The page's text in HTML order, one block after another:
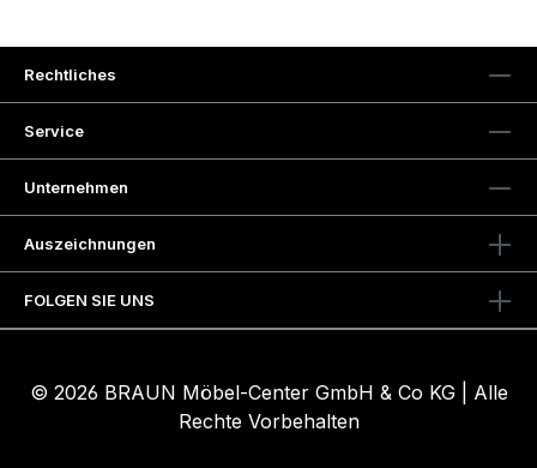
Rechtliches
Service
Unternehmen
Auszeichnungen
FOLGEN SIE UNS
© 2026 BRAUN Möbel-Center GmbH & Co KG | Alle
Rechte Vorbehalten